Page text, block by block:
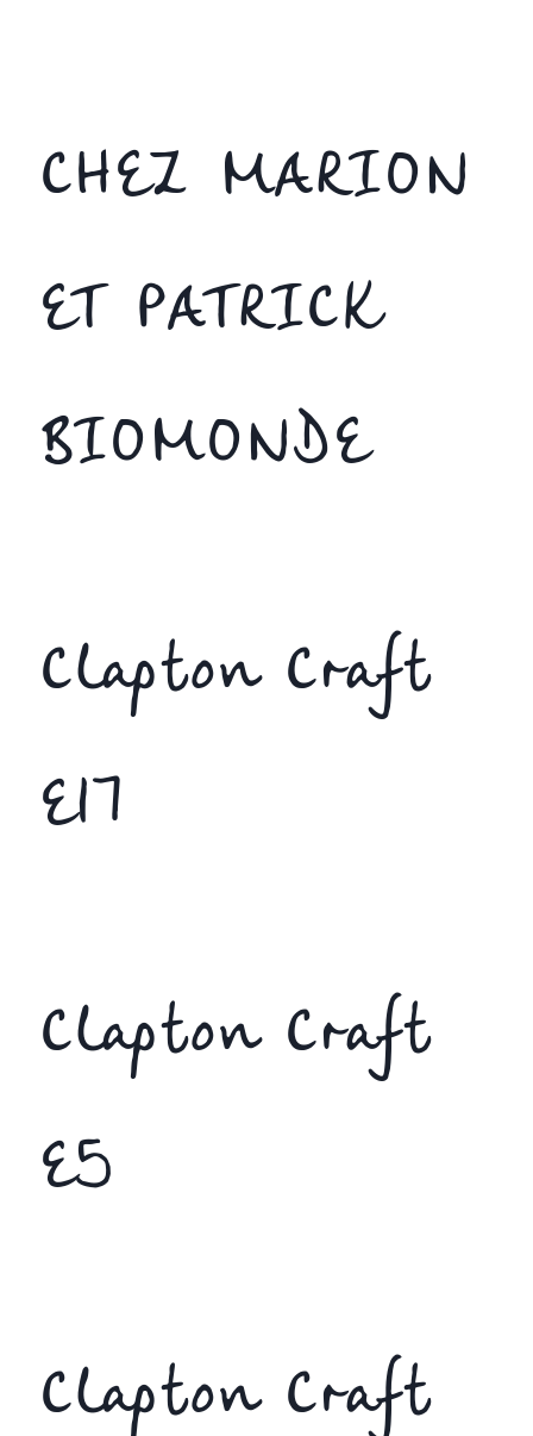
CHEZ MARION
ET PATRICK
BIOMONDE
Clapton Craft
E17
Clapton Craft
E5
Clapton Craft